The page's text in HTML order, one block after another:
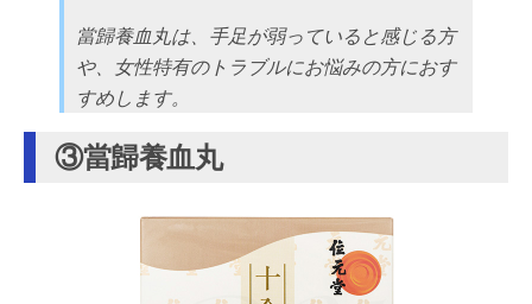
當歸養血丸は、手足が弱っていると感じる方
や、女性特有のトラブルにお悩みの方におす
すめします。
③當歸養血丸